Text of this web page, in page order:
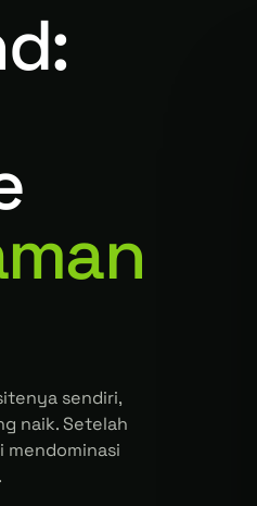
sendiri,
naik. Setelah
mendominasi